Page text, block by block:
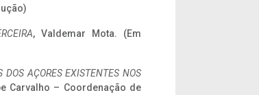
, Valdemar Mota. (Em
DOS AÇORES EXISTENTES NOS
Carvalho – Coordenação de